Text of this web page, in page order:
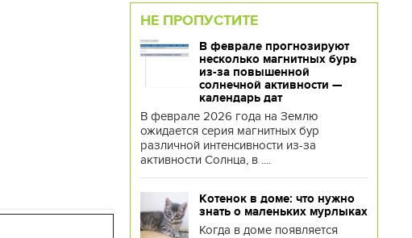
НЕ ПРОПУСТИТЕ
В феврале прогнозируют
несколько магнитных бурь
из-за повышенной
солнечной активности —
календарь дат
В феврале 2026 года на Землю
ожидается серия магнитных бур
различной интенсивности из-за
активности Солнца, в ....
Котенок в доме: что нужно
знать о маленьких мурлыках
Когда в доме появляется